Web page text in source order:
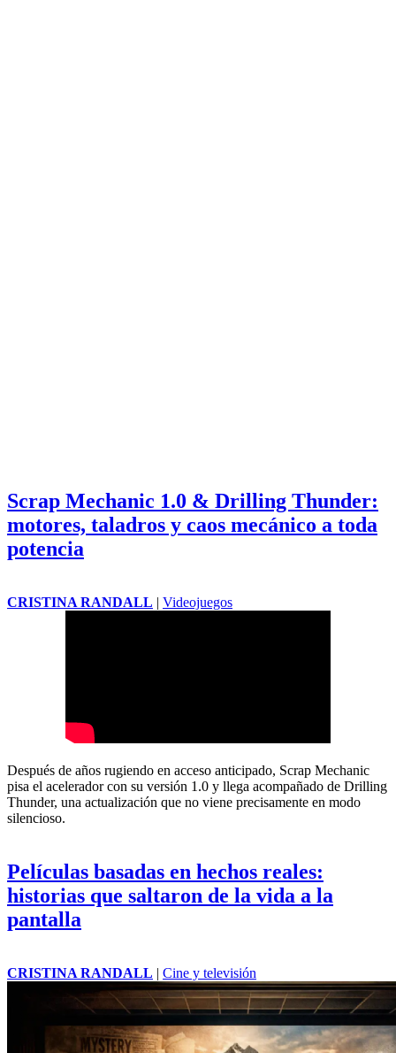
Scrap Mechanic 1.0 & Drilling Thunder:
motores, taladros y caos mecánico a toda
potencia
CRISTINA RANDALL | Videojuegos
Después de años rugiendo en acceso anticipado, Scrap Mechanic
pisa el acelerador con su versión 1.0 y llega acompañado de Drilling
Thunder, una actualización que no viene precisamente en modo
silencioso.
Películas basadas en hechos reales:
historias que saltaron de la vida a la
pantalla
CRISTINA RANDALL | Cine y televisión